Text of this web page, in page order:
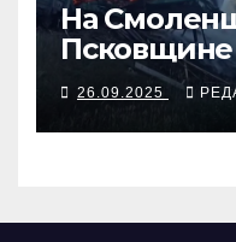
На
26.09.2025